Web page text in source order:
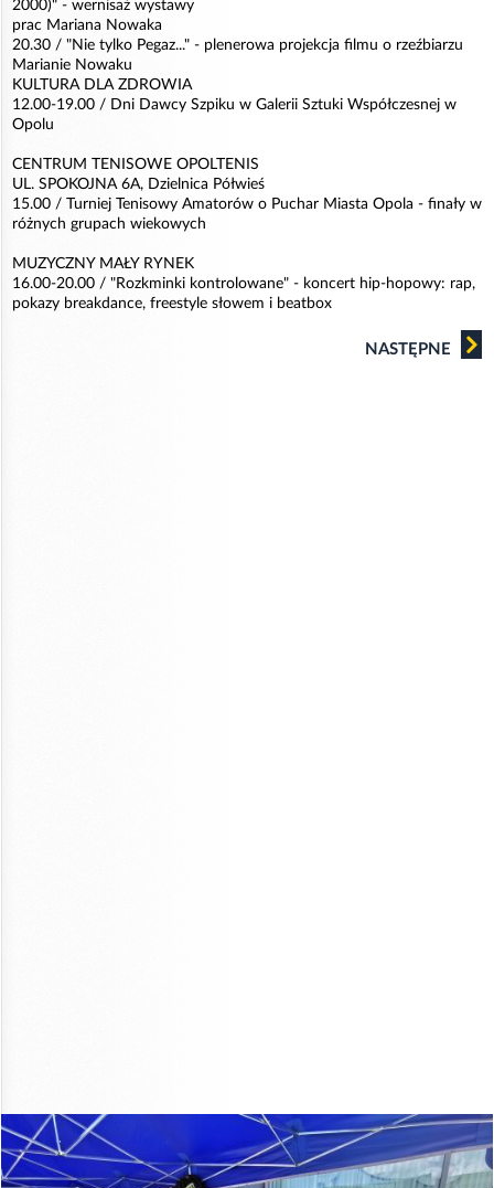
2000)" - wernisaż wystawy
prac Mariana Nowaka
20.30 / "Nie tylko Pegaz..." - plenerowa projekcja filmu o rzeźbiarzu
Marianie Nowaku
KULTURA DLA ZDROWIA
12.00-19.00 / Dni Dawcy Szpiku w Galerii Sztuki Współczesnej w
Opolu
CENTRUM TENISOWE OPOLTENIS
UL. SPOKOJNA 6A, Dzielnica Półwieś
15.00 / Turniej Tenisowy Amatorów o Puchar Miasta Opola - finały w
różnych grupach wiekowych
MUZYCZNY MAŁY RYNEK
16.00-20.00 / "Rozkminki kontrolowane" - koncert hip-hopowy: rap,
pokazy breakdance, freestyle słowem i beatbox
NASTĘPNE